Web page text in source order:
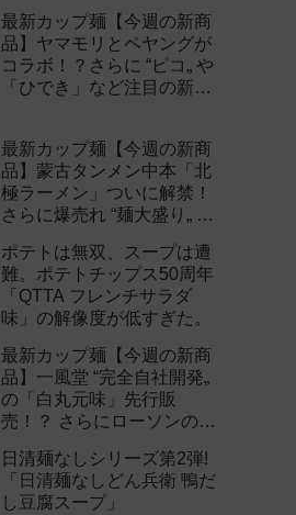
作まとめ！
最新カップ麺【今週の新商
品】ヤマモリとペヤングが
コラボ！？さらに “ピコ„ や
「ひでき」など注目の新作
最新カップ麺【今週の新商
品】蒙古タンメン中本「北
極ラーメン」ついに解禁！
さらに爆売れ “麺大盛り„ シ
作まとめ！
ポテトは無双、スープは遭
難。ポテトチップス50周年
「QTTA フレンチサラダ
味」の解像度が低すぎた。
最新カップ麺【今週の新商
品】一風堂 “完全自社開発„
の「白丸元味」先行販
売！？ さらにローソンの激
新作まとめ！
日清麺なしシリーズ第2弾!
「日清麺なしどん兵衛 鴨だ
し豆腐スープ」